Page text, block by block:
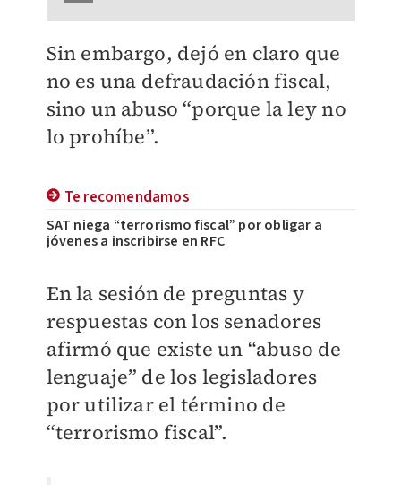
Sin embargo, dejó en claro que
no es una defraudación fiscal,
sino un abuso “porque la ley no
lo prohíbe”.
Te recomendamos
SAT niega “terrorismo fiscal” por obligar a
jóvenes a inscribirse en RFC
En la sesión de preguntas y
respuestas con los senadores
afirmó que existe un “abuso de
lenguaje” de los legisladores
por utilizar el término de
“terrorismo fiscal”.